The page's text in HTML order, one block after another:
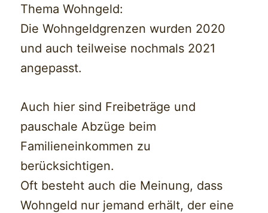
Thema Wohngeld:
Die Wohngeldgrenzen wurden 2020
und auch teilweise nochmals 2021
angepasst.
Auch hier sind Freibeträge und
pauschale Abzüge beim
Familieneinkommen zu
berücksichtigen.
Oft besteht auch die Meinung, dass
Wohngeld nur jemand erhält, der eine